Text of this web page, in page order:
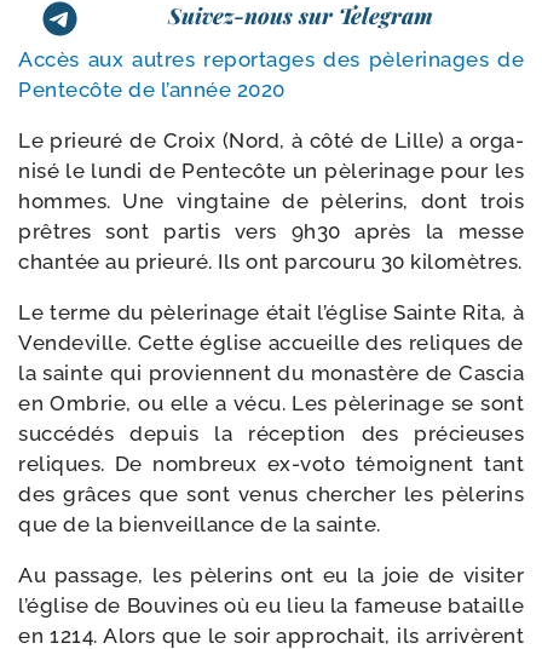
Suivez-nous sur Telegram
Accès aux autres repor­tages des pèle­ri­nages de
Pentecôte de l’an­née 2020
Le prieu­ré de Croix (Nord, à côté de Lille) a orga­
ni­sé le lun­di de Pentecôte un pèle­ri­nage pour les
hommes. Une ving­taine de pèle­rins, dont trois
prêtres sont par­tis vers 9h30 après la messe
chan­tée au prieu­ré. Ils ont par­cou­ru 30 kilomètres.
Le terme du pèle­ri­nage était l’église Sainte Rita, à
Vendeville. Cette église accueille des reliques de
la sainte qui pro­viennent du monas­tère de Cascia
en Ombrie, ou elle a vécu. Les pèle­ri­nage se sont
suc­cé­dés depuis la récep­tion des pré­cieuses
reliques. De nom­breux ex-​voto témoignent tant
des grâces que sont venus cher­cher les pèle­rins
que de la bien­veillance de la sainte.
Au pas­sage, les pèle­rins ont eu la joie de visi­ter
l’é­glise de Bouvines où eu lieu la fameuse bataille
en 1214. Alors que le soir appro­chait, ils arri­vèrent